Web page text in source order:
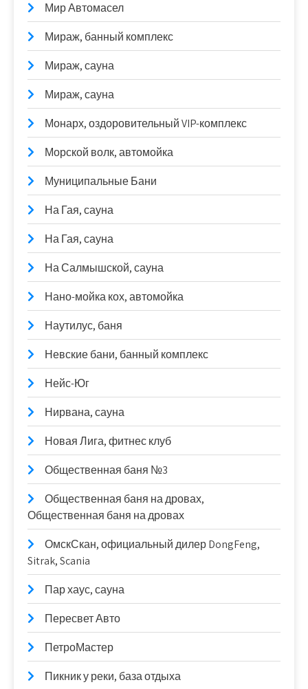
Мир Автомасел
Мираж, банный комплекс
Мираж, сауна
Мираж, сауна
Монарх, оздоровительный VIP-комплекс
Морской волк, автомойка
Муниципальные Бани
На Гая, сауна
На Гая, сауна
На Салмышской, сауна
Нано-мойка кох, автомойка
Наутилус, баня
Невские бани, банный комплекс
Нейс-Юг
Нирвана, сауна
Новая Лига, фитнес клуб
Общественная баня №3
Общественная баня на дровах,
Общественная баня на дровах
ОмскСкан, официальный дилер DongFeng,
Sitrak, Scania
Пар хаус, сауна
Пересвет Авто
ПетроМастер
Пикник у реки, база отдыха